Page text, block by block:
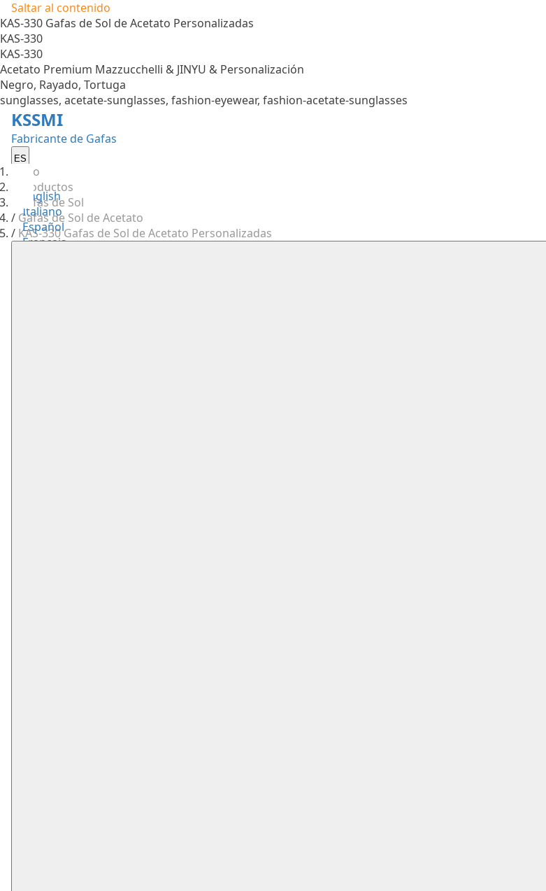
Saltar al contenido
KAS-330 Gafas de Sol de Acetato Personalizadas
KAS-330
KAS-330
Acetato Premium Mazzucchelli & JINYU & Personalización
Negro, Rayado, Tortuga
sunglasses, acetate-sunglasses, fashion-eyewear, fashion-acetate-sunglasses
KSSMI
Fabricante de Gafas
English
Italiano
Español
Français
Inicio
Productos
Gafas de Sol
/ Gafas de Sol de Acetato
/ KAS-330 Gafas de Sol de Acetato Personalizadas